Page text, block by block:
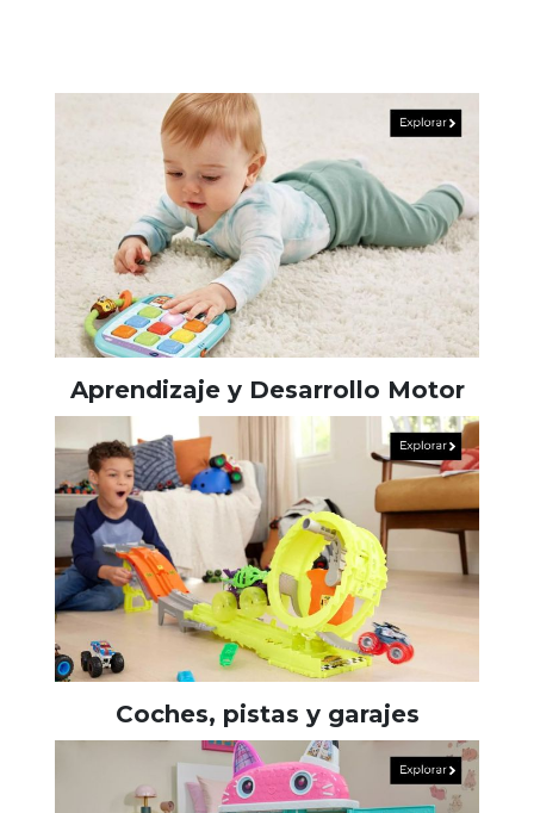
Aprendizaje y Desarrollo Motor
Coches, pistas y garajes